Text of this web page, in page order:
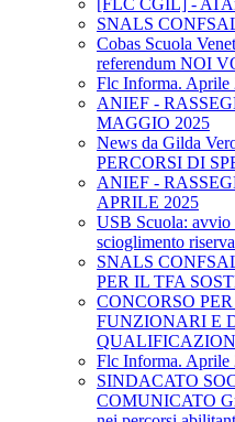
[FLC CGIL] -
SNALS
Cobas Scuola
referendum NOI
Flc Informa. Aprile
ANIEF -
MAGGIO 2025
News da Gilda
PERCORSI DI
ANIEF -
APRILE 2025
USB Scuola: avvio
scioglimento
SNALS
PER IL TFA
CONCORSO
FUNZIONARI E
Flc Informa. Aprile
SINDACATO
COMUNICATO